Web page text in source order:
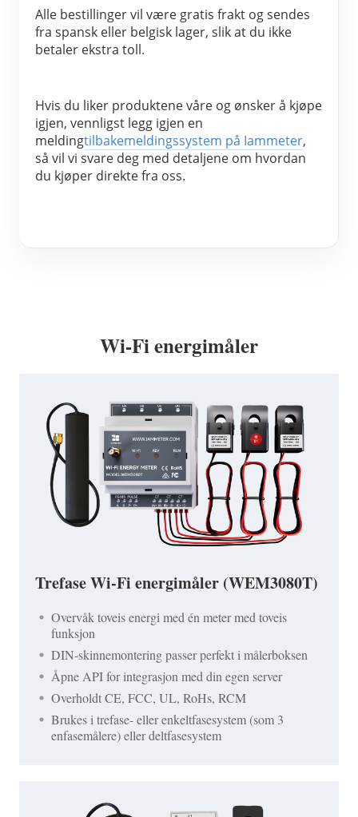
FAQ
Utforske
Belønningsprogram
Ta kontakt med
Om oss
Alle bestillinger vil være gratis frakt og sendes
fra spansk eller belgisk lager, slik at du ikke
betaler ekstra toll.
Hvis du liker produktene våre og ønsker å kjøpe
igjen, vennligst legg igjen en
meldingtilbakemeldingssystem på Iammeter,
så vil vi svare deg med detaljene om hvordan
du kjøper direkte fra oss.
Wi-Fi energimåler
Trefase Wi-Fi energimåler (WEM3080T)
Overvåk toveis energi med én meter med toveis
funksjon
DIN-skinnemontering passer perfekt i målerboksen
Åpne API for integrasjon med din egen server
Overholdt CE, FCC, UL, RoHs, RCM
Brukes i trefase- eller enkeltfasesystem (som 3
enfasemålere) eller deltfasesystem